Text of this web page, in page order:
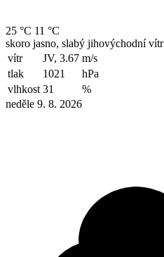
25 °C 11 °C
skoro jasno, slabý jihovýchodní vítr
vítr
JV, 3.67 m/s
tlak
1021
hPa
vlhkost 31
%
neděle 9. 8. 2026